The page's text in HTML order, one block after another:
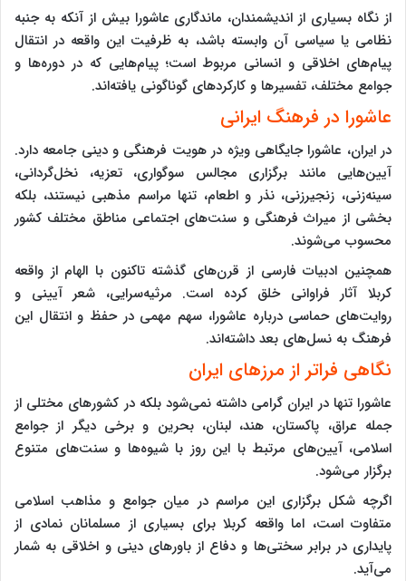
از نگاه بسیاری از اندیشمندان، ماندگاری عاشورا بیش از آنکه به جنبه
نظامی یا سیاسی آن وابسته باشد، به ظرفیت این واقعه در انتقال
پیام‌های اخلاقی و انسانی مربوط است؛ پیام‌هایی که در دوره‌ها و
جوامع مختلف، تفسیرها و کارکردهای گوناگونی یافته‌اند.
عاشورا در فرهنگ ایرانی
در ایران، عاشورا جایگاهی ویژه در هویت فرهنگی و دینی جامعه دارد.
آیین‌هایی مانند برگزاری مجالس سوگواری، تعزیه، نخل‌گردانی،
سینه‌زنی، زنجیرزنی، نذر و اطعام، تنها مراسم مذهبی نیستند، بلکه
بخشی از میراث فرهنگی و سنت‌های اجتماعی مناطق مختلف کشور
محسوب می‌شوند.
همچنین ادبیات فارسی از قرن‌های گذشته تاکنون با الهام از واقعه
کربلا آثار فراوانی خلق کرده است. مرثیه‌سرایی، شعر آیینی و
روایت‌های حماسی درباره عاشورا، سهم مهمی در حفظ و انتقال این
فرهنگ به نسل‌های بعد داشته‌اند.
نگاهی فراتر از مرزهای ایران
عاشورا تنها در ایران گرامی داشته نمی‌شود بلکه در کشورهای مختلی از
جمله عراق، پاکستان، هند، لبنان، بحرین و برخی دیگر از جوامع
اسلامی، آیین‌های مرتبط با این روز با شیوه‌ها و سنت‌های متنوع
برگزار می‌شود.
اگرچه شکل برگزاری این مراسم در میان جوامع و مذاهب اسلامی
متفاوت است، اما واقعه کربلا برای بسیاری از مسلمانان نمادی از
پایداری در برابر سختی‌ها و دفاع از باورهای دینی و اخلاقی به شمار
می‌آید.